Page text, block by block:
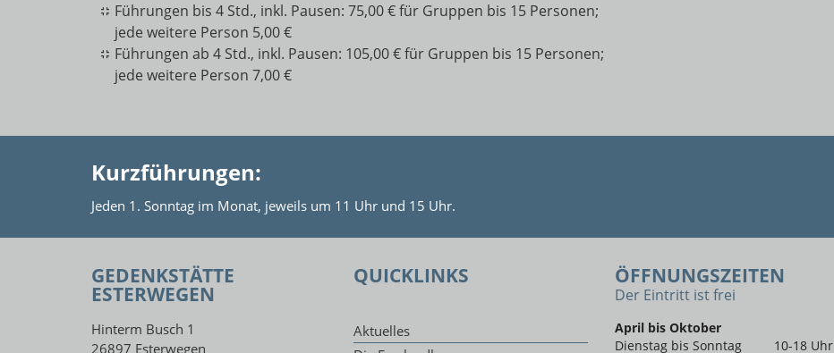
Führungen bis 4 Std., inkl. Pausen: 75,00 € für Gruppen bis 15 Personen;
jede weitere Person 5,00 €
Führungen ab 4 Std., inkl. Pausen: 105,00 € für Gruppen bis 15 Personen;
jede weitere Person 7,00 €
Kurzführungen:
Jeden 1. Sonntag im Monat, jeweils um 11 Uhr und 15 Uhr.
GEDENKSTÄTTE
ESTERWEGEN
QUICKLINKS ÖFFNUNGSZEITEN
Der Eintritt ist frei
Hinterm Busch 1
26897 Esterwegen
Aktuelles
April bis Oktober
Dienstag bis Sonntag
10-18 Uhr